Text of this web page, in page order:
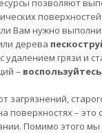
позволяют
Вам нужно
дерева
удалением грязи и
–
загрязнений,
поверхностях – это
Помимо этого мы